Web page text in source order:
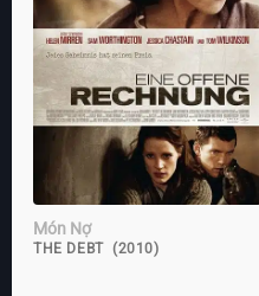
Món Nợ
THE DEBT (2010)